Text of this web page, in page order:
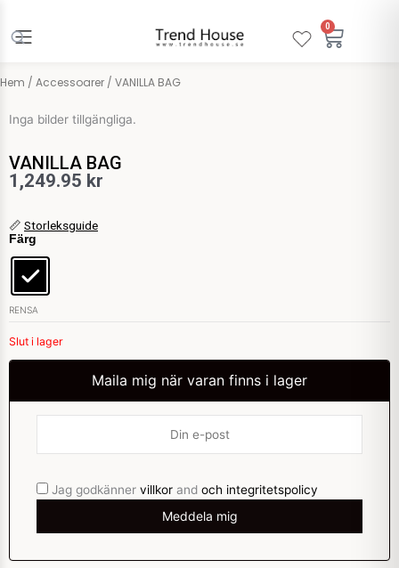
innehåll
0
Hem / Accessoarer / VANILLA BAG
Inga bilder tillgängliga.
VANILLA BAG
1,249.95 kr
📏 Storleksguide
Färg
RENSA
Slut i lager
Maila mig när varan finns i lager
Jag godkänner villkor and och integritetspolicy
VANILLA
BAG
mängd